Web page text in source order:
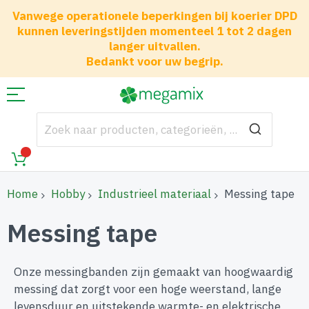
Vanwege operationele beperkingen bij koerier DPD
kunnen leveringstijden momenteel 1 tot 2 dagen
langer uitvallen.
Bedankt voor uw begrip.
Home Hobby Industrieel materiaal Messing tape
Messing tape
Onze messingbanden zijn gemaakt van hoogwaardig
messing dat zorgt voor een hoge weerstand, lange